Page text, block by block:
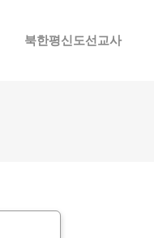
북한평신도선교사